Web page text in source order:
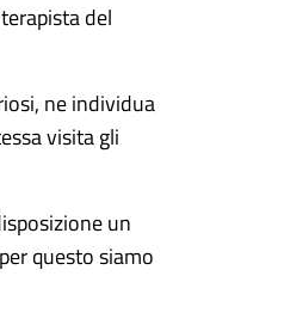
del
ne individua
visita gli
un
questo siamo